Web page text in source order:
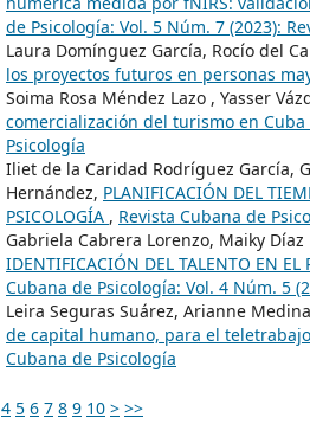
de Psicología: Vol. 5 Núm. 7 (2023):
Laura Domínguez García, Rocío del
los proyectos futuros en personas
Soima Rosa Méndez Lazo , Yasser
comercialización del turismo en Cuba
Psicología
Iliet de la Caridad Rodríguez García,
Hernández, PLANIFICACIÓN DEL
PSICOLOGÍA , Revista Cubana de
Gabriela Cabrera Lorenzo, Maiky Díaz
IDENTIFICACIÓN DEL TALENTO EN
Cubana de Psicología: Vol. 4 Núm. 5
Leira Seguras Suárez, Arianne
de capital humano, para el teletrabajo
Cubana de Psicología
4 5 6 7 8 9 10 > >>